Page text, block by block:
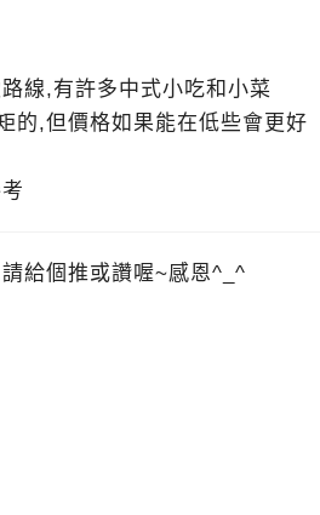
線,有許多中式小吃和小菜
的,但價格如果能在低些會更好
給個推或讚喔~感恩^_^